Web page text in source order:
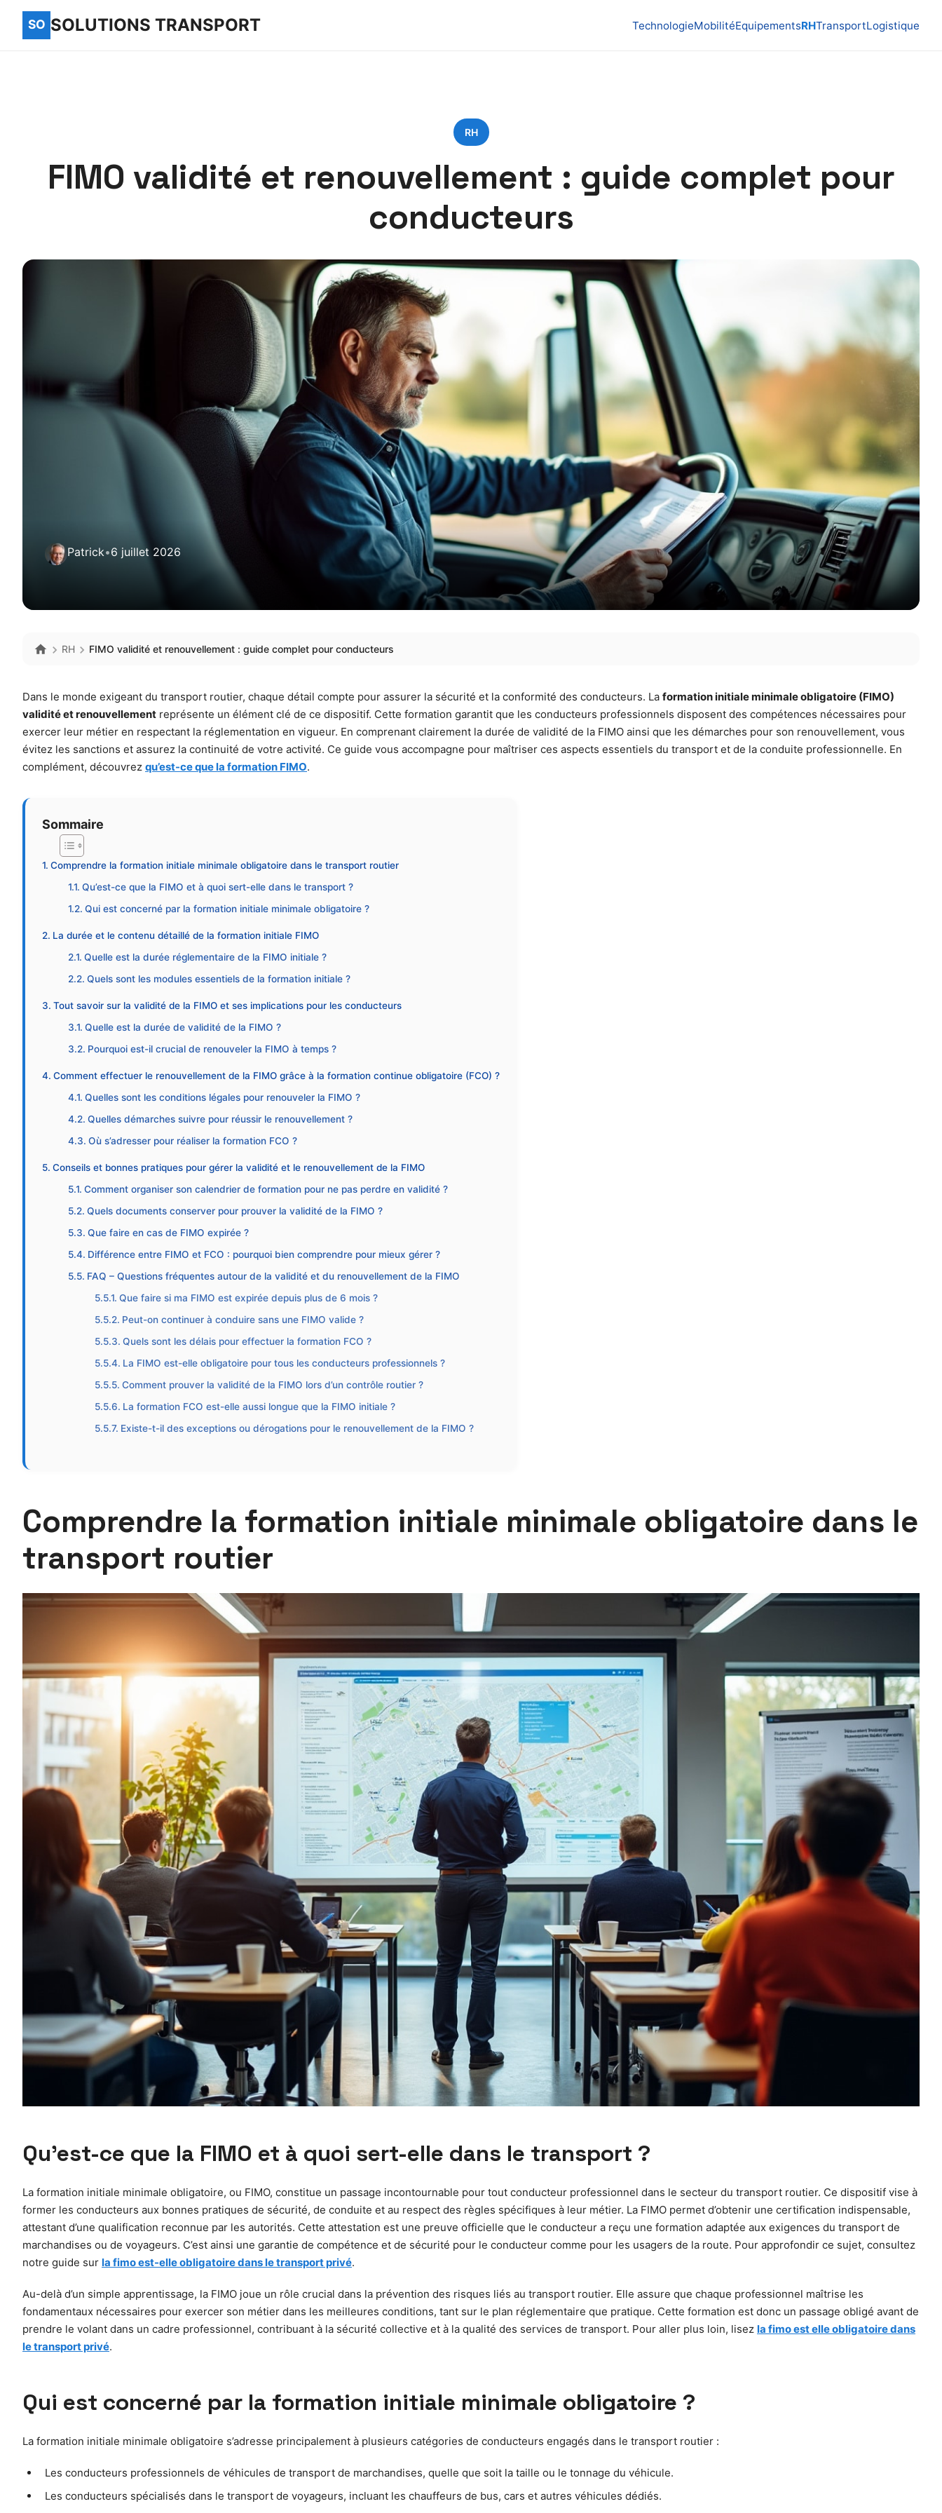
SOLUTIONS TRANSPORT TechnologieMobilitéEquipementsRHTransportLogistique
RH
FIMO validité et renouvellement : guide complet pour
conducteurs
Patrick•6 juillet 2026
RH FIMO validité et renouvellement : guide complet pour conducteurs
Dans le monde exigeant du transport routier, chaque détail compte pour assurer la sécurité et la conformité des conducteurs. La formation initiale minimale obligatoire (FIMO)
validité et renouvellement représente un élément clé de ce dispositif. Cette formation garantit que les conducteurs professionnels disposent des compétences nécessaires pour
exercer leur métier en respectant la réglementation en vigueur. En comprenant clairement la durée de validité de la FIMO ainsi que les démarches pour son renouvellement, vous
évitez les sanctions et assurez la continuité de votre activité. Ce guide vous accompagne pour maîtriser ces aspects essentiels du transport et de la conduite professionnelle. En
complément, découvrez qu’est-ce que la formation FIMO.
Sommaire
Comprendre la formation initiale minimale obligatoire dans le transport routier
Qu’est-ce que la FIMO et à quoi sert-elle dans le transport ?
Qui est concerné par la formation initiale minimale obligatoire ?
La durée et le contenu détaillé de la formation initiale FIMO
Quelle est la durée réglementaire de la FIMO initiale ?
Quels sont les modules essentiels de la formation initiale ?
Tout savoir sur la validité de la FIMO et ses implications pour les conducteurs
Quelle est la durée de validité de la FIMO ?
Pourquoi est-il crucial de renouveler la FIMO à temps ?
Comment effectuer le renouvellement de la FIMO grâce à la formation continue obligatoire (FCO) ?
Quelles sont les conditions légales pour renouveler la FIMO ?
Quelles démarches suivre pour réussir le renouvellement ?
Où s’adresser pour réaliser la formation FCO ?
Conseils et bonnes pratiques pour gérer la validité et le renouvellement de la FIMO
Comment organiser son calendrier de formation pour ne pas perdre en validité ?
Quels documents conserver pour prouver la validité de la FIMO ?
Que faire en cas de FIMO expirée ?
Différence entre FIMO et FCO : pourquoi bien comprendre pour mieux gérer ?
FAQ – Questions fréquentes autour de la validité et du renouvellement de la FIMO
Que faire si ma FIMO est expirée depuis plus de 6 mois ?
Peut-on continuer à conduire sans une FIMO valide ?
Quels sont les délais pour effectuer la formation FCO ?
La FIMO est-elle obligatoire pour tous les conducteurs professionnels ?
Comment prouver la validité de la FIMO lors d’un contrôle routier ?
La formation FCO est-elle aussi longue que la FIMO initiale ?
Existe-t-il des exceptions ou dérogations pour le renouvellement de la FIMO ?
Comprendre la formation initiale minimale obligatoire dans le
transport routier
Qu’est-ce que la FIMO et à quoi sert-elle dans le transport ?
La formation initiale minimale obligatoire, ou FIMO, constitue un passage incontournable pour tout conducteur professionnel dans le secteur du transport routier. Ce dispositif vise à
former les conducteurs aux bonnes pratiques de sécurité, de conduite et au respect des règles spécifiques à leur métier. La FIMO permet d’obtenir une certification indispensable,
attestant d’une qualification reconnue par les autorités. Cette attestation est une preuve officielle que le conducteur a reçu une formation adaptée aux exigences du transport de
marchandises ou de voyageurs. C’est ainsi une garantie de compétence et de sécurité pour le conducteur comme pour les usagers de la route. Pour approfondir ce sujet, consultez
notre guide sur la fimo est-elle obligatoire dans le transport privé.
Au-delà d’un simple apprentissage, la FIMO joue un rôle crucial dans la prévention des risques liés au transport routier. Elle assure que chaque professionnel maîtrise les
fondamentaux nécessaires pour exercer son métier dans les meilleures conditions, tant sur le plan réglementaire que pratique. Cette formation est donc un passage obligé avant de
prendre le volant dans un cadre professionnel, contribuant à la sécurité collective et à la qualité des services de transport. Pour aller plus loin, lisez la fimo est elle obligatoire dans
le transport privé.
Qui est concerné par la formation initiale minimale obligatoire ?
La formation initiale minimale obligatoire s’adresse principalement à plusieurs catégories de conducteurs engagés dans le transport routier :
Les conducteurs professionnels de véhicules de transport de marchandises, quelle que soit la taille ou le tonnage du véhicule.
Les conducteurs spécialisés dans le transport de voyageurs, incluant les chauffeurs de bus, cars et autres véhicules dédiés.